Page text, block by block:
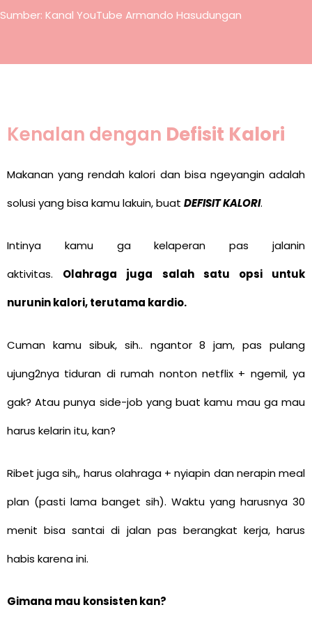
Sumber: Kanal YouTube Armando Hasudungan
Kenalan dengan Defisit Kalori
Makanan yang rendah kalori dan bisa ngeyangin adalah
solusi yang bisa kamu lakuin, buat DEFISIT KALORI.
Intinya kamu ga kelaperan pas jalanin
aktivitas. Olahraga juga salah satu opsi untuk
nurunin kalori, terutama kardio.
Cuman kamu sibuk, sih.. ngantor 8 jam, pas pulang
ujung2nya tiduran di rumah nonton netflix + ngemil, ya
gak? Atau punya side-job yang buat kamu mau ga mau
harus kelarin itu, kan?
Ribet juga sih,, harus olahraga + nyiapin dan nerapin meal
plan (pasti lama banget sih). Waktu yang harusnya 30
menit bisa santai di jalan pas berangkat kerja, harus
habis karena ini.
Gimana mau konsisten kan?